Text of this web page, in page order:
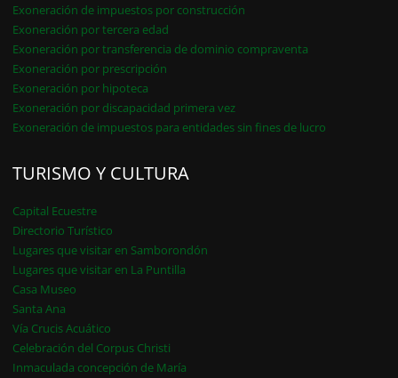
Exoneración de impuestos por construcción
Exoneración por tercera edad
Exoneración por transferencia de dominio compraventa
Exoneración por prescripción
Exoneración por hipoteca
Exoneración por discapacidad primera vez
Exoneración de impuestos para entidades sin fines de lucro
TURISMO Y CULTURA
Capital Ecuestre
Directorio Turístico
Lugares que visitar en Samborondón
Lugares que visitar en La Puntilla
Casa Museo
Santa Ana
Vía Crucis Acuático
Celebración del Corpus Christi
Inmaculada concepción de María